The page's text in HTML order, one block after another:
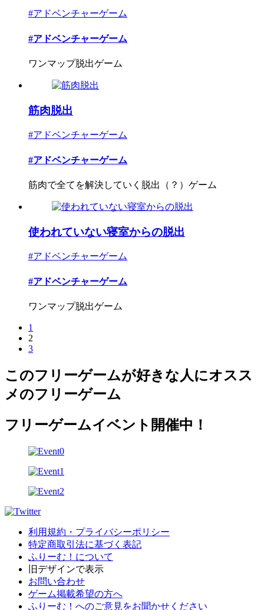
#アドベンチャーゲーム
#アドベンチャーゲーム
ワンマップ脱出ゲーム
筋肉脱出
#アドベンチャーゲーム
#アドベンチャーゲーム
筋肉で全てを解決していく脱出（？）ゲーム
使われていない寝室からの脱出
#アドベンチャーゲーム
#アドベンチャーゲーム
ワンマップ脱出ゲーム
1
2
3
このフリーゲームが好きな人にオスス
メのフリーゲーム
フリーゲームイベント開催中！
利用規約・プライバシーポリシー
特定商取引法に基づく表記
ふりーむ！について
旧デザインで表示
お問い合わせ
ゲーム掲載希望の方へ
ふりーむ！へのご意見をお聞かせください